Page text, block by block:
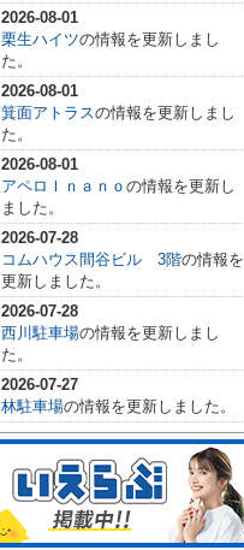
2026-08-01
栗生ハイツの情報を更新しまし
た。
2026-08-01
箕面アトラスの情報を更新しまし
た。
2026-08-01
アペロＩｎａｎｏ の情報を更新し
ました。
2026-07-28
コムハウス間谷ビル 3階の情報を
更新しました。
2026-07-28
西川駐車場の情報を更新しまし
た。
2026-07-27
林駐車場の情報を更新しました。